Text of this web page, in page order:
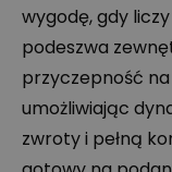
wygodę, gdy
podeszwa
przyczepność
umożliwiając
zwroty i pełną